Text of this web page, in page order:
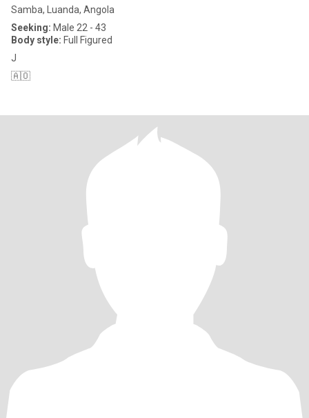
Samba, Luanda, Angola
Seeking: Male 22 - 43
Body style: Full Figured
J
🇦🇴